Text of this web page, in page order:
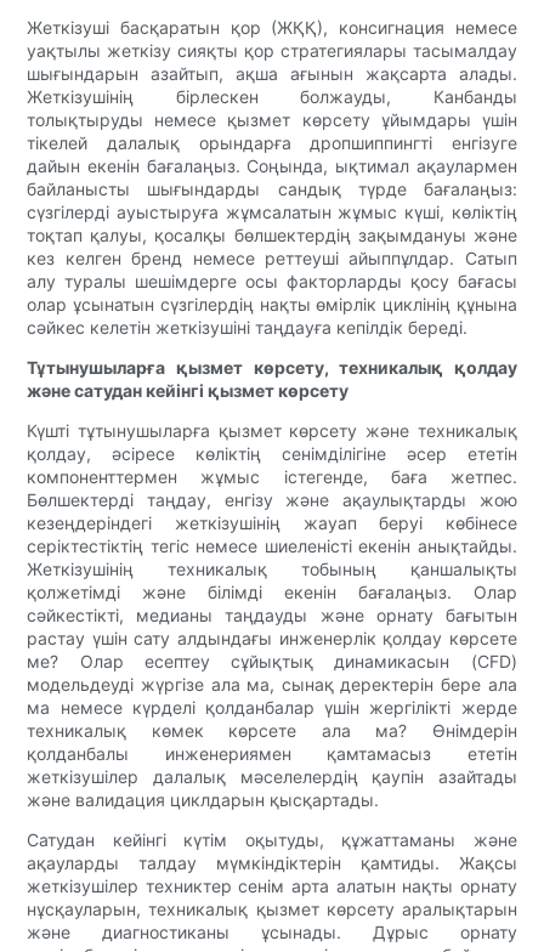
Жеткізуші басқаратын қор (ЖҚҚ), консигнация немесе
уақтылы жеткізу сияқты қор стратегиялары тасымалдау
шығындарын азайтып, ақша ағынын жақсарта алады.
Жеткізушінің бірлескен болжауды, Канбанды
толықтыруды немесе қызмет көрсету ұйымдары үшін
тікелей далалық орындарға дропшиппингті енгізуге
дайын екенін бағалаңыз. Соңында, ықтимал ақаулармен
байланысты шығындарды сандық түрде бағалаңыз:
сүзгілерді ауыстыруға жұмсалатын жұмыс күші, көліктің
тоқтап қалуы, қосалқы бөлшектердің зақымдануы және
кез келген бренд немесе реттеуші айыппұлдар. Сатып
алу туралы шешімдерге осы факторларды қосу бағасы
олар ұсынатын сүзгілердің нақты өмірлік циклінің құнына
сәйкес келетін жеткізушіні таңдауға кепілдік береді.
Тұтынушыларға қызмет көрсету, техникалық қолдау
және сатудан кейінгі қызмет көрсету
Күшті тұтынушыларға қызмет көрсету және техникалық
қолдау, әсіресе көліктің сенімділігіне әсер ететін
компоненттермен жұмыс істегенде, баға жетпес.
Бөлшектерді таңдау, енгізу және ақаулықтарды жою
кезеңдеріндегі жеткізушінің жауап беруі көбінесе
серіктестіктің тегіс немесе шиеленісті екенін анықтайды.
Жеткізушінің техникалық тобының қаншалықты
қолжетімді және білімді екенін бағалаңыз. Олар
сәйкестікті, медианы таңдауды және орнату бағытын
растау үшін сату алдындағы инженерлік қолдау көрсете
ме? Олар есептеу сұйықтық динамикасын (CFD)
модельдеуді жүргізе ала ма, сынақ деректерін бере ала
ма немесе күрделі қолданбалар үшін жергілікті жерде
техникалық көмек көрсете ала ма? Өнімдерін
қолданбалы инженериямен қамтамасыз ететін
жеткізушілер далалық мәселелердің қаупін азайтады
және валидация циклдарын қысқартады.
Сатудан кейінгі күтім оқытуды, құжаттаманы және
ақауларды талдау мүмкіндіктерін қамтиды. Жақсы
жеткізушілер техниктер сенім арта алатын нақты орнату
нұсқауларын, техникалық қызмет көрсету аралықтарын
және диагностиканы ұсынады. Дұрыс орнату